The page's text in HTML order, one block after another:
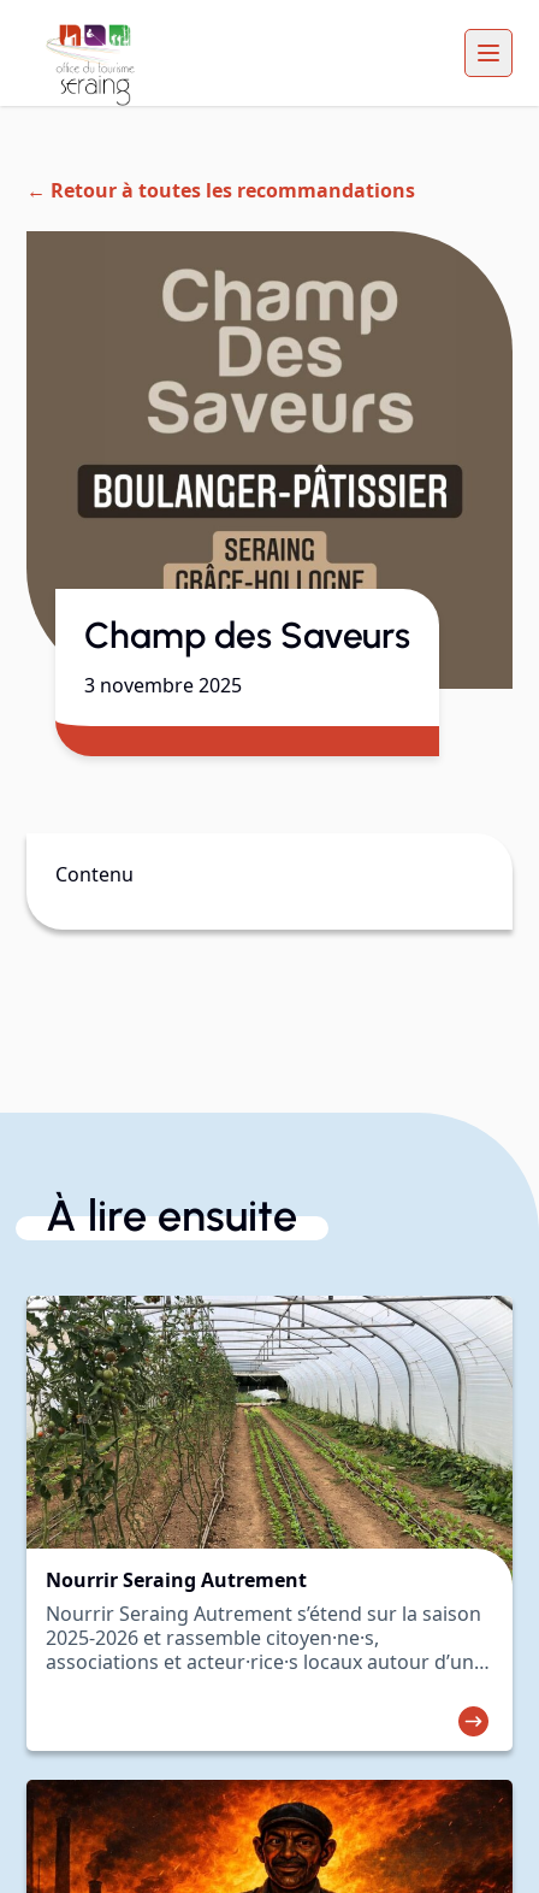
← Retour à toutes les recommandations
Champ des Saveurs
3 novembre 2025
Contenu
À lire ensuite
Nourrir Seraing Autrement
Nourrir Seraing Autrement s’étend sur la saison
2025-2026 et rassemble citoyen·ne·s,
associations et acteur·rice·s locaux autour d’une